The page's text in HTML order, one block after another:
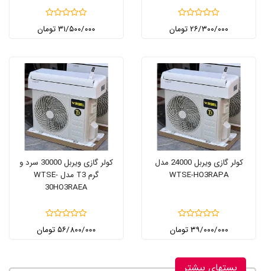
۲۶/۳۰۰/۰۰۰ تومان ۳۱/۵۰۰/۰۰۰ تومان
کولر گازی ویربل 24000 مدل
WTSE-HO3RAPA
۳۹/۰۰۰/۰۰۰ تومان
کولر گازی ویربل 30000 سرد و
گرم T3 مدل WTSE-
30HO3RAEA
۵۶/۸۰۰/۰۰۰ تومان
پستهای بیشتر